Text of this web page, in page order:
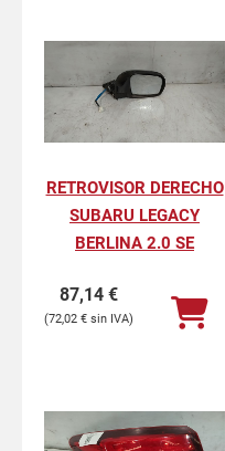
RETROVISOR DERECHO
SUBARU LEGACY
BERLINA 2.0 SE
87,14 €
72,02 €